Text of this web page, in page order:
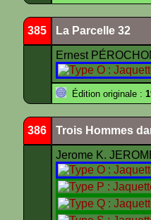
385 La Parcelle 32
Ernest
Édition originale :
386 Trois Hommes
Jerome K.